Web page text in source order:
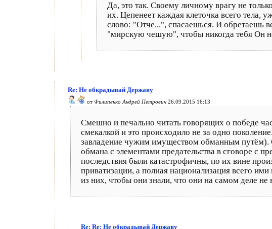
Да, это так. Своему личному врагу не
их. Цепенеет каждая клеточка всего тела,
слово: "Отче...", спасаешься. И обретаешь
"мирскую чешую", чтобы никогда тебя Он
Re: Не обкрадывай Державу
от Филипенко Андрей Петрович 26.09.2015 16:13
Смешно и печально читать говорящих о победе
смекалкой и это происходило не за одно
завладение чужим имуществом обманным путём).
обмана с элементами предательства в сговоре с
последствия были катастрофичны, по их вине
приватизации, а полная национализация всего
из них, чтобы они знали, что они на самом деле
Re: Re: Не обкрадывай Державу